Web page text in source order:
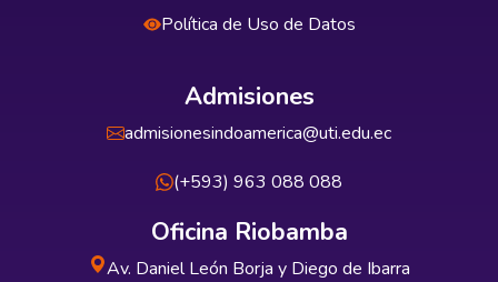
Política de Uso de Datos
Admisiones
admisionesindoamerica@uti.edu.ec
(+593) 963 088 088
Oficina Riobamba
Av. Daniel León Borja y Diego de Ibarra